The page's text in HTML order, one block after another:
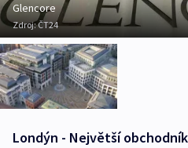
Glencore
Zdroj:ČT24
Londýn - Největší